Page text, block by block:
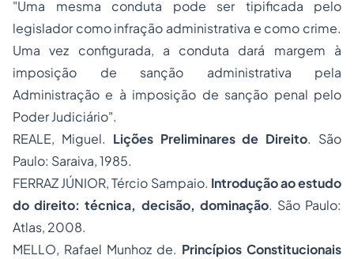
"Uma mesma conduta pode ser tipificada pelo
legislador como infração administrativa e como crime.
Uma vez configurada, a conduta dará margem à
imposição de sanção administrativa pela
Administração e à imposição de sanção penal pelo
Poder Judiciário".
REALE, Miguel. Lições Preliminares de Direito. São
Paulo: Saraiva, 1985.
FERRAZ JÚNIOR, Tércio Sampaio. Introdução ao estudo
do direito: técnica, decisão, dominação. São Paulo:
Atlas, 2008.
MELLO, Rafael Munhoz de. Princípios Constitucionais